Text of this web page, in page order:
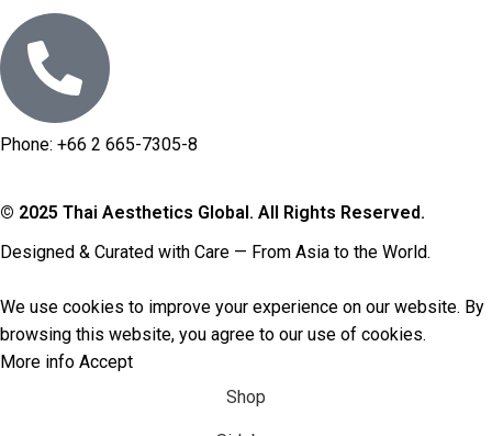
Phone: +66 2 665-7305-8
© 2025 Thai Aesthetics Global. All Rights Reserved.
Designed & Curated with Care — From Asia to the World.
We use cookies to improve your experience on our website. By
browsing this website, you agree to our use of cookies.
More info Accept
Shop